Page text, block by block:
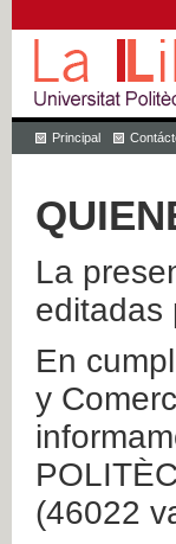
Principal
La
editadas
En
y
(46022